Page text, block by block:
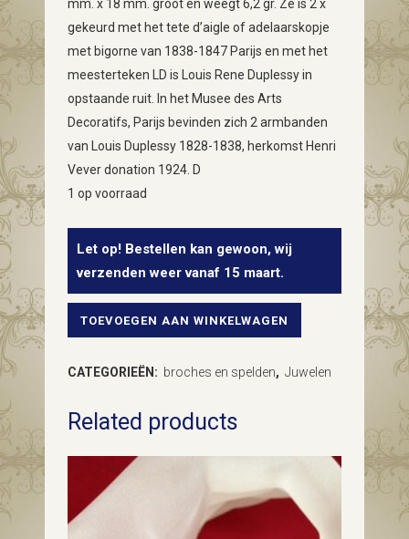
mm. x 18 mm. groot en weegt 6,2 gr. Ze is 2 x
gekeurd met het tete d’aigle of adelaarskopje
met bigorne van 1838-1847 Parijs en met het
meesterteken LD is Louis Rene Duplessy in
opstaande ruit. In het Musee des Arts
Decoratifs, Parijs bevinden zich 2 armbanden
van Louis Duplessy 1828-1838, herkomst Henri
Vever donation 1924. D
1 op voorraad
Let op! Bestellen kan gewoon, wij
verzenden weer vanaf 15 maart.
Antieke
roos
diamant
blauw
TOEVOEGEN AAN WINKELWAGEN
CATEGORIEËN: broches en spelden, Juwelen
Related products